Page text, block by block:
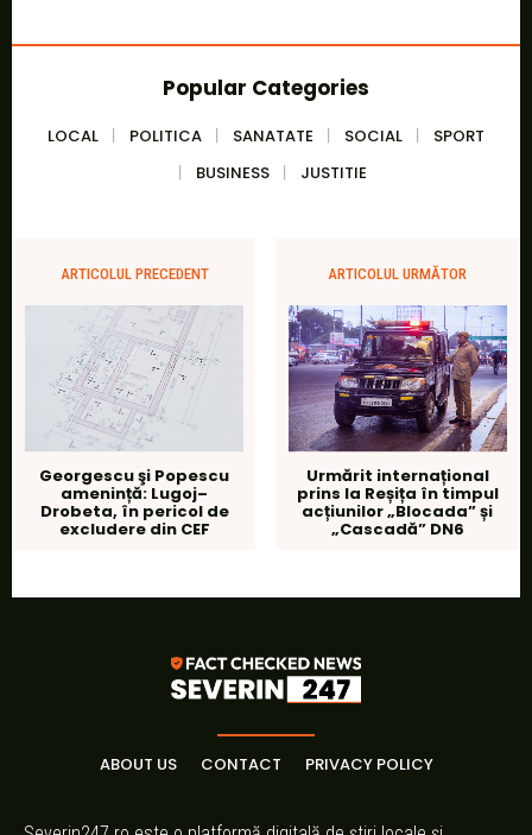
Popular Categories
LOCAL POLITICA SANATATE SOCIAL
SPORT
BUSINESS
JUSTITIE
ARTICOLUL PRECEDENT
Georgescu şi Popescu
amenință: Lugoj–
Drobeta, în pericol de
excludere din CEF
ARTICOLUL URMĂTOR
Urmărit internațional
prins la Reșița în timpul
acțiunilor „Blocada” și
„Cascadă” DN6
ABOUT US CONTACT PRIVACY POLICY